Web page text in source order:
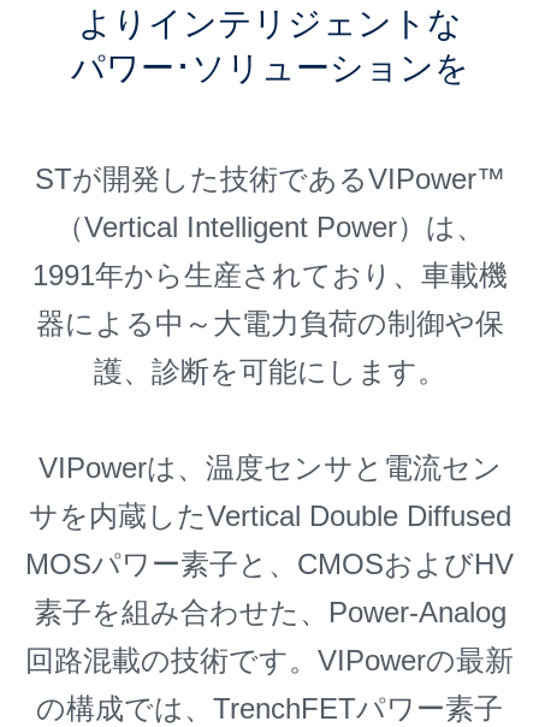
よりインテリジェントな
パワー･ソリューションを
STが開発した技術であるVIPower™
（Vertical Intelligent Power）は、
1991年から生産されており、車載機
器による中～大電力負荷の制御や保
護、診断を可能にします。
VIPowerは、温度センサと電流セン
サを内蔵したVertical Double Diffused
MOSパワー素子と、CMOSおよびHV
素子を組み合わせた、Power-Analog
回路混載の技術です。VIPowerの最新
の構成では、TrenchFETパワー素子